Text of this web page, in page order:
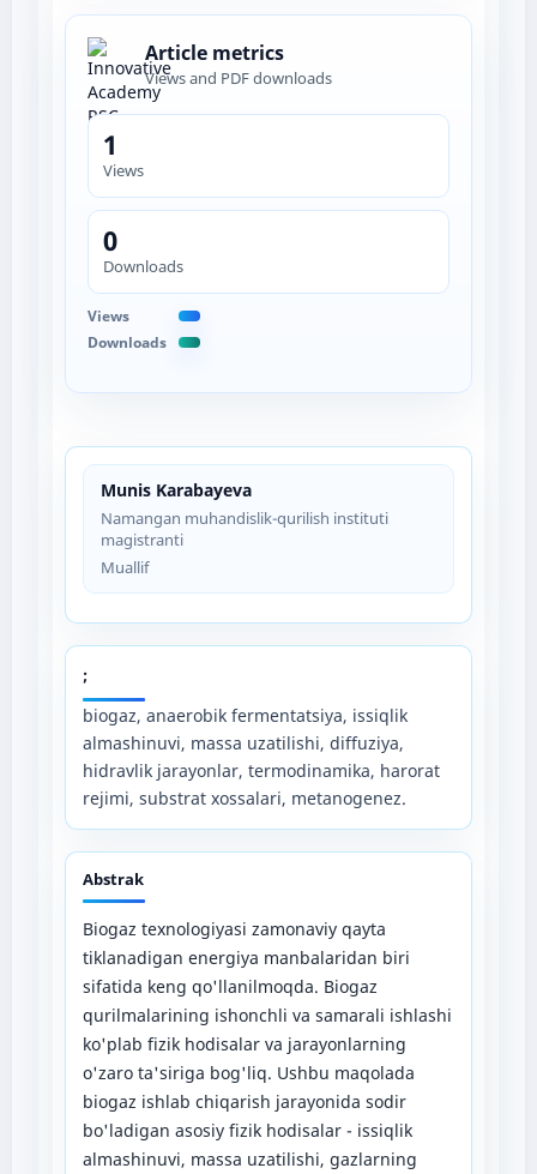
Munis Karabayeva
Namangan muhandislik-qurilish instituti
magistranti
Muallif
;
biogaz, anaerobik fermentatsiya, issiqlik
almashinuvi, massa uzatilishi, diffuziya,
hidravlik jarayonlar, termodinamika, harorat
rejimi, substrat xossalari, metanogenez.
Abstrak
Biogaz texnologiyasi zamonaviy qayta
tiklanadigan energiya manbalaridan biri
sifatida keng qo'llanilmoqda. Biogaz
qurilmalarining ishonchli va samarali ishlashi
ko'plab fizik hodisalar va jarayonlarning
o'zaro ta'siriga bog'liq. Ushbu maqolada
biogaz ishlab chiqarish jarayonida sodir
bo'ladigan asosiy fizik hodisalar - issiqlik
almashinuvi, massa uzatilishi, gazlarning
Article metrics
Views and PDF downloads
1
Views
0
Downloads
Views
Downloads